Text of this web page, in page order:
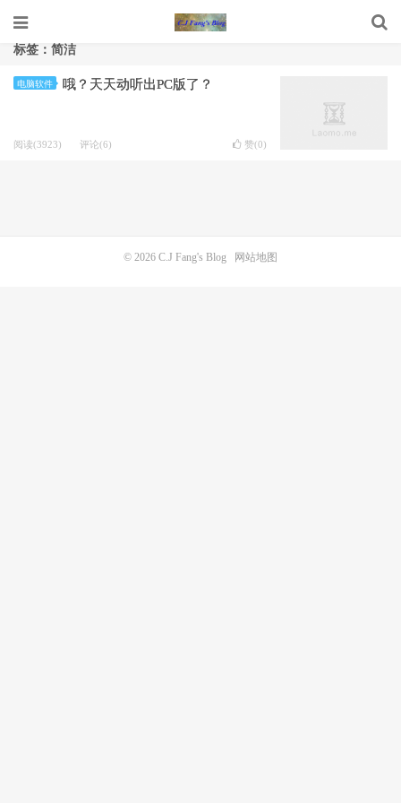
标签：简洁
电脑软件 哦？天天动听出PC版了？
阅读(3923) 评论(6) 赞(0)
© 2026 C.J Fang's Blog 网站地图